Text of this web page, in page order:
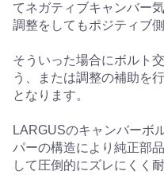
てネガティブキャンバー
調整をしてもポジティブ
そういった場合にボルト
う、または調整の補助を
となります。
LARGUSのキャンバーボ
パーの構造により純正部
して圧倒的にズレにくく